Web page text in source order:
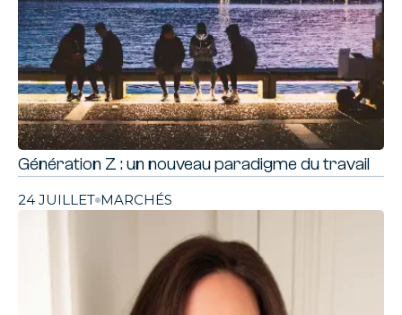
Génération Z : un nouveau paradigme du travail
24 JUILLET MARCHÉS